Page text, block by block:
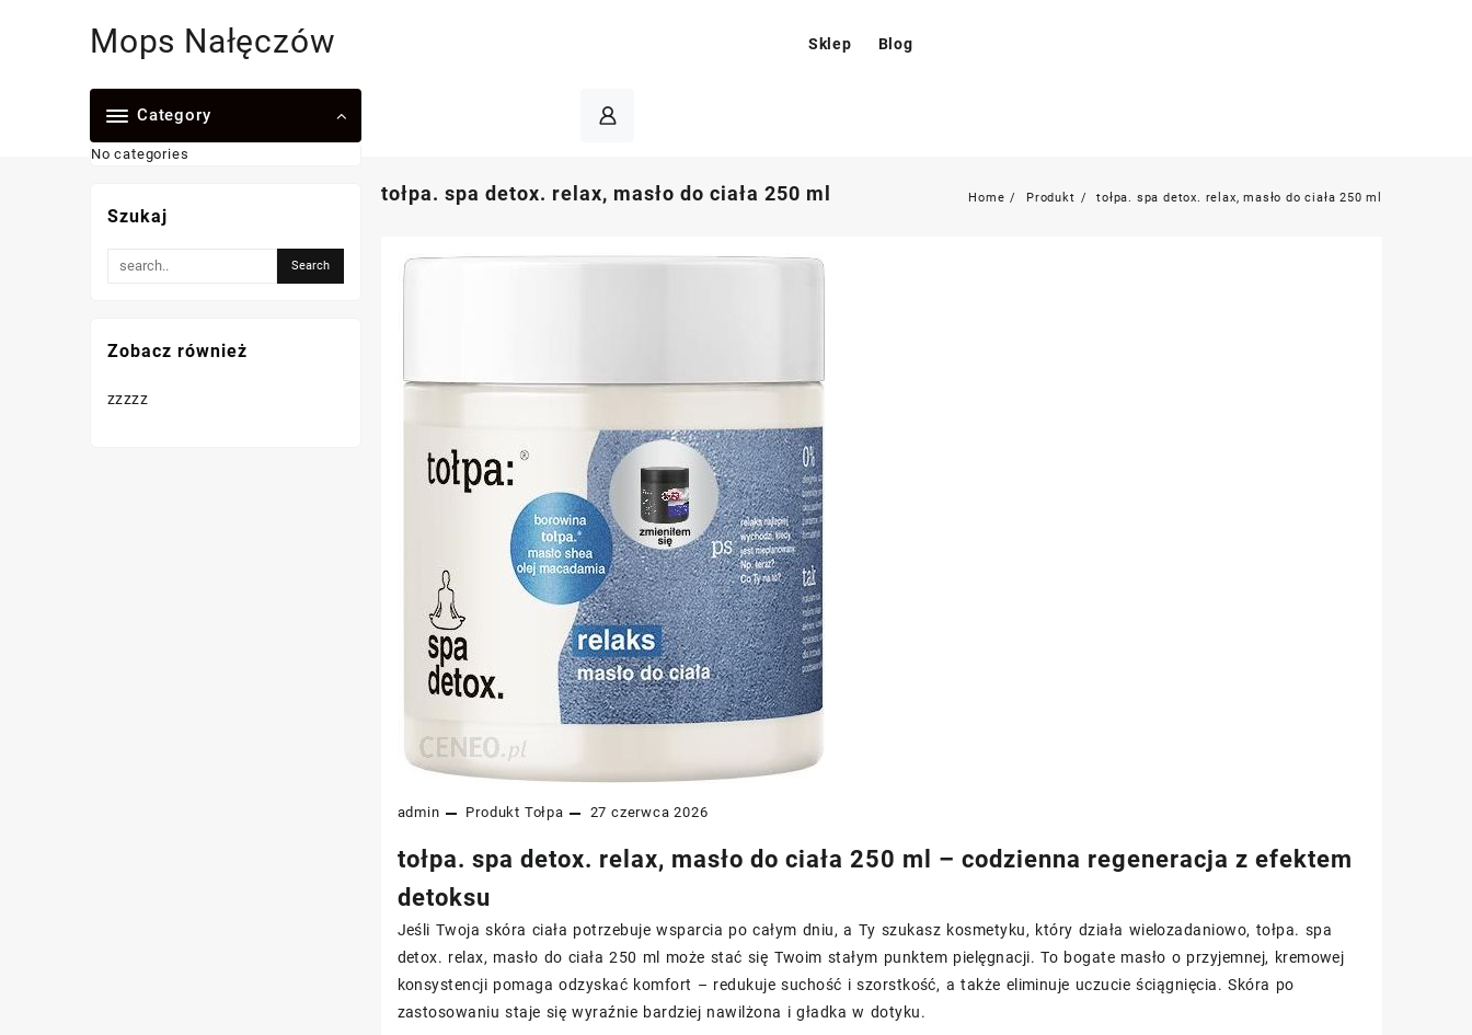
Mops Nałęczów Sklep Blog
Category
No categories
tołpa. spa detox. relax, masło do ciała 250 ml Home Produkt tołpa. spa detox. relax, masło do ciała 250 ml
admin Produkt Tołpa 27 czerwca 2026
tołpa. spa detox. relax, masło do ciała 250 ml – codzienna regeneracja z efektem
detoksu
Jeśli Twoja skóra ciała potrzebuje wsparcia po całym dniu, a Ty szukasz kosmetyku, który działa wielozadaniowo, tołpa. spa
detox. relax, masło do ciała 250 ml może stać się Twoim stałym punktem pielęgnacji. To bogate masło o przyjemnej, kremowej
konsystencji pomaga odzyskać komfort – redukuje suchość i szorstkość, a także eliminuje uczucie ściągnięcia. Skóra po
zastosowaniu staje się wyraźnie bardziej nawilżona i gładka w dotyku.
Szukaj
Zobacz również
zzzzz